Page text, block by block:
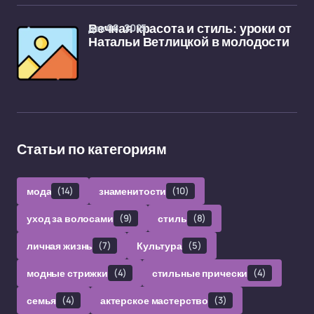
Вечная красота и стиль: уроки от
Натальи Ветлицкой в молодости
дек 08, 2025
Статьи по категориям
мода (14) знаменитости (10)
уход за волосами (9) стиль (8)
личная жизнь (7) Культура (5)
модные стрижки (4) стильные прически (4)
семья (4) актерское мастерство (3)